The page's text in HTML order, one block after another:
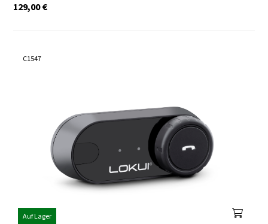
€
129,00
C1547
Auf Lager